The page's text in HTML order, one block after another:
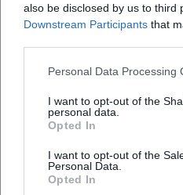
also be disclosed by us to third
Downstream Participants that
Personal Data Processing
I want to opt-out of the
personal data.
Opted In
I want to opt-out of the
Personal Data.
Opted In
Archive und Universitäten
vermitteln. Das Christa-Wolf-
Akademie der Künste
Materialien; die Christa-Wolf-
internationale Vernetzung
Forschung. Eine an der
Privatbibliothek von Christa
einzigartiger Resonanzraum